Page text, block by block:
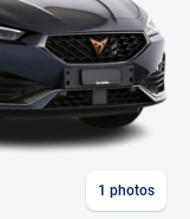
1 photos